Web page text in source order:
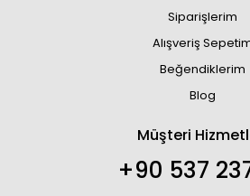
Siparişlerim
Alışveriş
Beğendiklerim
Blog
Müşteri
+90 537